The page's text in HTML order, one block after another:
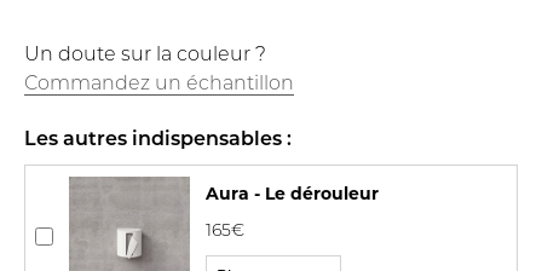
Un doute sur la couleur ?
Commandez un échantillon
Les autres indispensables :
Aura - Le dérouleur
165€